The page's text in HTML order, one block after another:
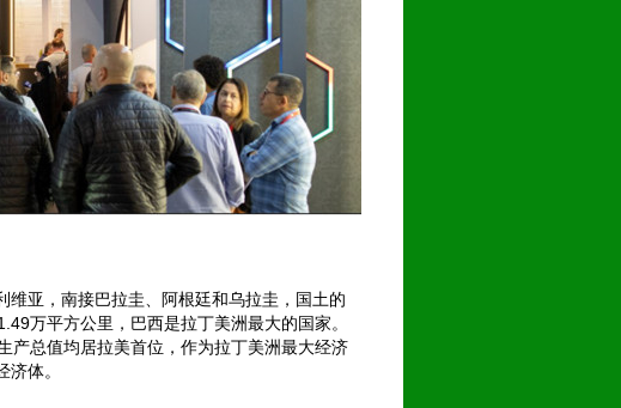
亚，南接巴拉圭、阿根廷和乌拉圭，国土的
万平方公里，巴西是拉丁美洲最大的国家。
产总值均居拉美首位，作为拉丁美洲最大经济
体。